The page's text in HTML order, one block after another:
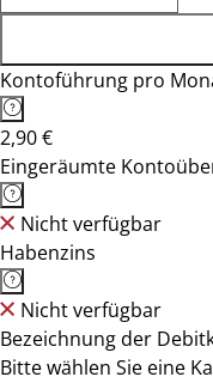
Kontoführung pro
2,90 €
Eingeräumte
Nicht verfügbar
Habenzins
Nicht verfügbar
Bezeichnung der
Bitte wählen Sie eine